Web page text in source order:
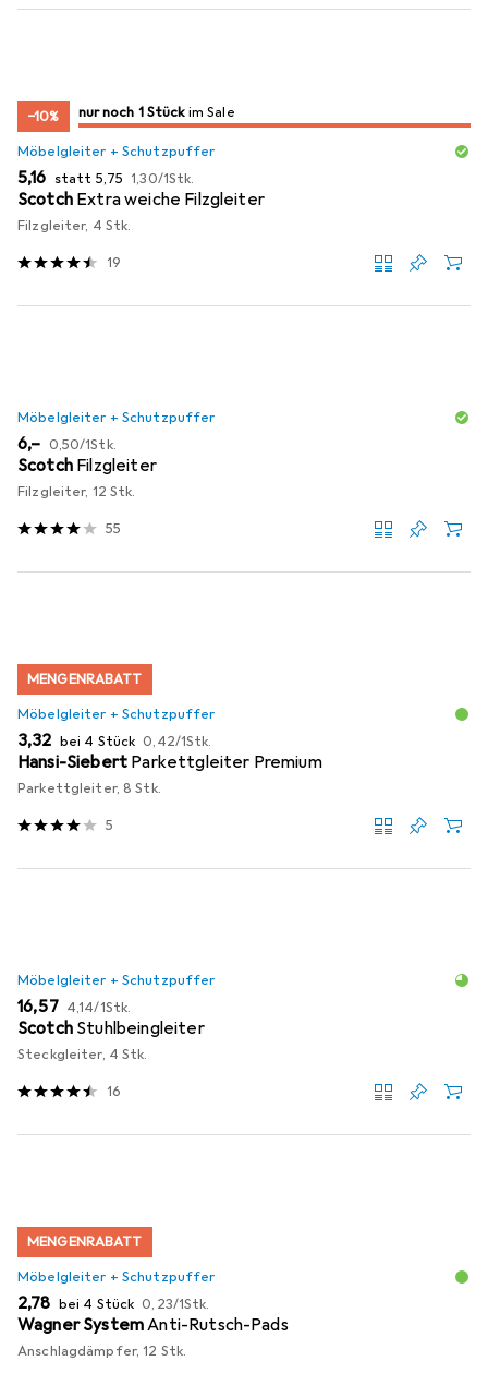
−10% noch 1 Stückim Sale
nur noch 1 Stück im Sale
Möbelgleiter + Schutzpuffer
EUR
5,16 statt EUR
5,75 EUR
1,30/1Stk.
Scotch Extra weiche Filzgleiter
Filzgleiter, 4 Stk.
19
Möbelgleiter + Schutzpuffer
EUR
6,– EUR
0,50/1Stk.
Scotch Filzgleiter
Filzgleiter, 12 Stk.
55
MENGENRABATT
Möbelgleiter + Schutzpuffer
EUR
3,32 bei 4 Stück EUR
0,42/1Stk.
Hansi-Siebert Parkettgleiter Premium
Parkettgleiter, 8 Stk.
5
Möbelgleiter + Schutzpuffer
EUR
16,57 EUR
4,14/1Stk.
Scotch Stuhlbeingleiter
Steckgleiter, 4 Stk.
16
MENGENRABATT
Möbelgleiter + Schutzpuffer
EUR
2,78 bei 4 Stück EUR
0,23/1Stk.
Wagner SystemAnti-Rutsch-Pads
Anschlagdämpfer, 12 Stk.